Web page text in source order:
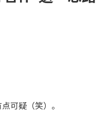
可疑（笑）。